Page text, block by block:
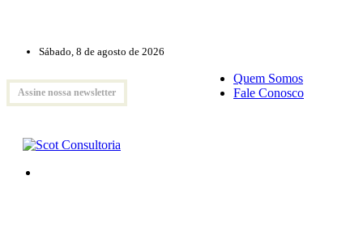
Sábado, 8 de agosto de 2026
Assine nossa newsletter
Quem Somos
Fale Conosco